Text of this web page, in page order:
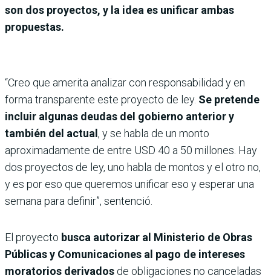
son dos proyectos, y la idea es unificar ambas
propuestas.
“Creo que amerita analizar con responsabilidad y en
forma transparente este proyecto de ley. Se pretende
incluir algunas deudas del gobierno anterior y
también del actual, y se habla de un monto
aproximadamente de entre USD 40 a 50 millones. Hay
dos proyectos de ley, uno habla de montos y el otro no,
y es por eso que queremos unificar eso y esperar una
semana para definir”, sentenció.
El proyecto busca autorizar al Ministerio de Obras
Públicas y Comunicaciones al pago de intereses
moratorios derivados de obligaciones no canceladas